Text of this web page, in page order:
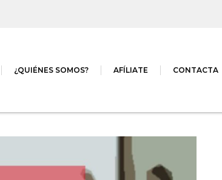
¿QUIÉNES SOMOS? AFÍLIATE CONTACTA